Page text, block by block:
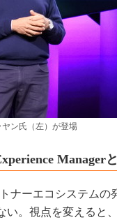
ン氏（左）が登場
Manager
ナーエコシステムの
い。視点を変えると